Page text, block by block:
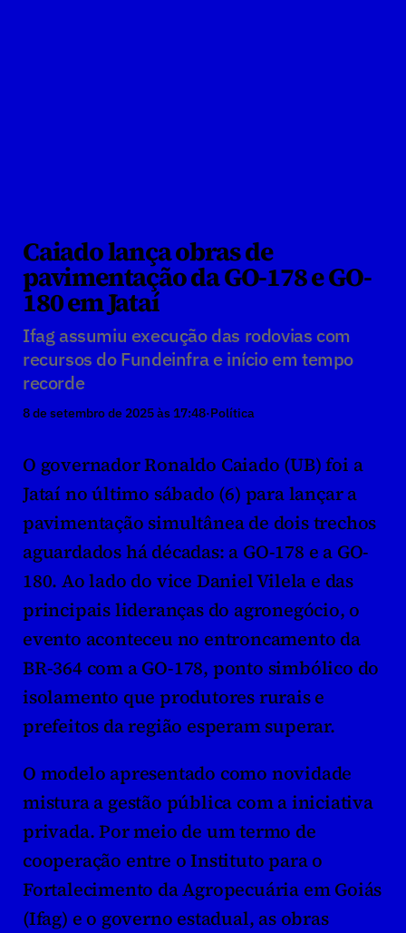
Caiado lança obras de
pavimentação da GO-178 e GO-
180 em Jataí
Ifag assumiu execução das rodovias com
recursos do Fundeinfra e início em tempo
recorde
8 de setembro de 2025 às 17:48·Política
O governador Ronaldo Caiado (UB) foi a
Jataí no último sábado (6) para lançar a
pavimentação simultânea de dois trechos
aguardados há décadas: a GO-178 e a GO-
180. Ao lado do vice Daniel Vilela e das
principais lideranças do agronegócio, o
evento aconteceu no entroncamento da
BR-364 com a GO-178, ponto simbólico do
isolamento que produtores rurais e
prefeitos da região esperam superar.
O modelo apresentado como novidade
mistura a gestão pública com a iniciativa
privada. Por meio de um termo de
cooperação entre o Instituto para o
Fortalecimento da Agropecuária em Goiás
(Ifag) e o governo estadual, as obras